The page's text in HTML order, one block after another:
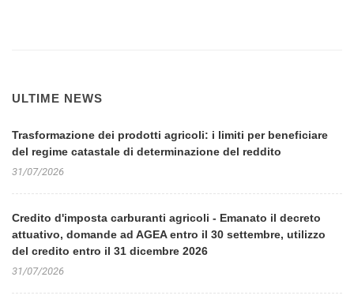
ULTIME NEWS
Trasformazione dei prodotti agricoli: i limiti per beneficiare
del regime catastale di determinazione del reddito
31/07/2026
Credito d'imposta carburanti agricoli - Emanato il decreto
attuativo, domande ad AGEA entro il 30 settembre, utilizzo
del credito entro il 31 dicembre 2026
31/07/2026